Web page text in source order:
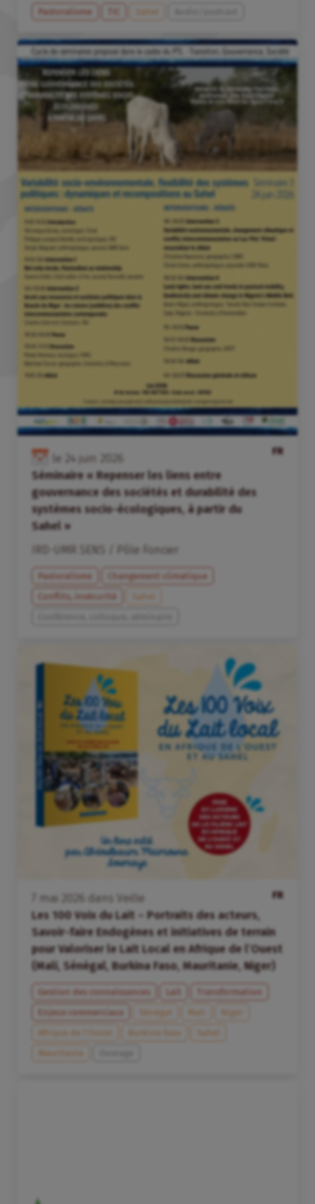
Pastoralisme Sahel
FR
le 24 juin
Séminaire « Repenser les liens entre
gouvernance des sociétés et durabilité des
systèmes socio-écologiques, à partir du
Sahel »
IRD-UMR SENS / Pôle Foncier
Pastoralisme
Changement climatique
Conflits, insécurité
Sahel
FR
mai dans
Veille
Les 100 Voix du Lait – Portraits des acteurs,
Savoir-faire Endogènes et initiatives de terrain
pour Valoriser le Lait Local en Afrique de l’Ouest
(Mali, Sénégal, Burkina Faso, Mauritanie, Niger)
Gestion des connaissances Lait
Transformation
Enjeux commerciaux
Sénégal Mali
Niger
Afrique de l’Ouest
Burkina Faso
Sahel
Mauritanie